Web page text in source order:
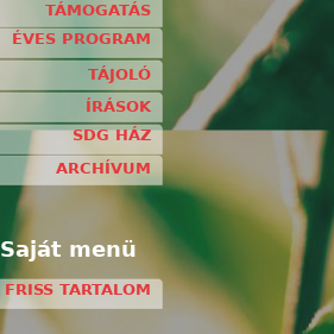
TÁMOGATÁS
ÉVES PROGRAM
TÁJOLÓ
ÍRÁSOK
SDG HÁZ
ARCHÍVUM
Saját menü
FRISS TARTALOM